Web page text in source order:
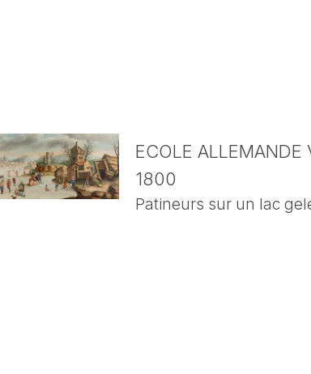
ECOLE ALLEMANDE
1800
Patineurs sur un lac